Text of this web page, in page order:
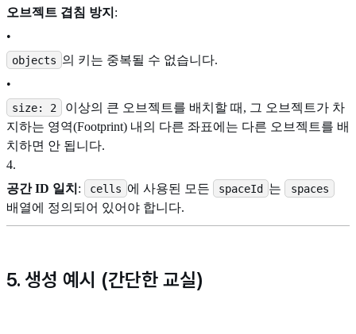
오브젝트 겹침 방지 :
•
objects 의 키는 중복될 수 없습니다.
•
size: 2
이상의 큰 오브젝트를 배치할 때, 그 오브젝트가 차
지하는 영역(Footprint) 내의 다른 좌표에는 다른 오브젝트를 배
치하면 안 됩니다.
4.
공간 ID 일치 : cells 에 사용된 모든 spaceId 는 spaces
배열에 정의되어 있어야 합니다.
5. 생성 예시 (간단한 교실)